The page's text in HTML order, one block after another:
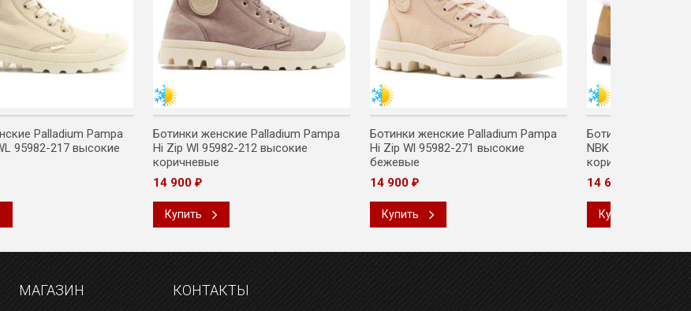
Palladium Pampa
95982-217 высокие
Ботинки женские Palladium Pampa
Hi Zip Wl 95982-212 высокие
коричневые
14 900 ₽
Купить
Ботинки женские Palladium Pampa
Hi Zip Wl 95982-271 высокие
бежевые
14 900 ₽
Купить
Ботинки женские
NBK WL 97962-
коричневые
14 600
Купить
МАГАЗИН КОНТАКТЫ